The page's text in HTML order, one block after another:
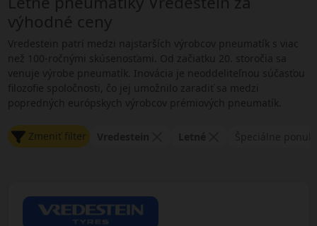
výhodné ceny
Vredestein patrí medzi najstarších výrobcov pneumatík s viac
než 100-ročnými skúsenosťami. Od začiatku 20. storočia sa
venuje výrobe pneumatík. Inovácia je neoddeliteľnou súčasťou
filozofie spoločnosti, čo jej umožnilo zaradiť sa medzi
popredných európskych výrobcov prémiových pneumatík.
Zmeniť filter